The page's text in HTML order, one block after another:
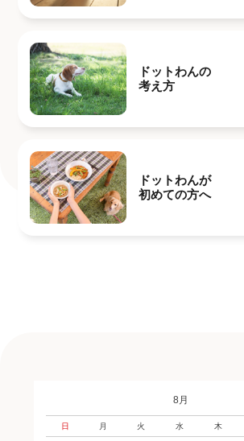
ドットわんの
考え方
ドットわんが
初めての方へ
8月
日 月 火 水 木